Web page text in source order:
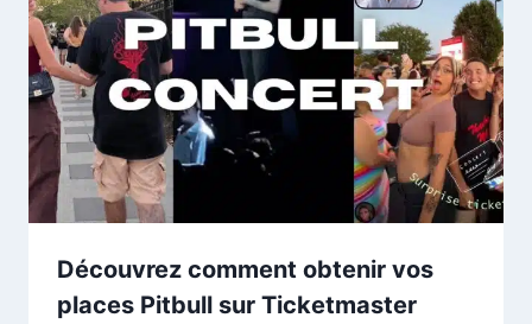
Découvrez comment obtenir vos
places Pitbull sur Ticketmaster